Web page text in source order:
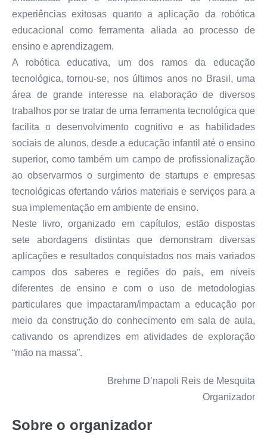
experiências exitosas quanto a aplicação da robótica
educacional como ferramenta aliada ao processo de
ensino e aprendizagem.
A robótica educativa, um dos ramos da educação
tecnológica, tornou-se, nos últimos anos no Brasil, uma
área de grande interesse na elaboração de diversos
trabalhos por se tratar de uma ferramenta tecnológica que
facilita o desenvolvimento cognitivo e as habilidades
sociais de alunos, desde a educação infantil até o ensino
superior, como também um campo de profissionalização
ao observarmos o surgimento de startups e empresas
tecnológicas ofertando vários materiais e serviços para a
sua implementação em ambiente de ensino.
Neste livro, organizado em capítulos, estão dispostas
sete abordagens distintas que demonstram diversas
aplicações e resultados conquistados nos mais variados
campos dos saberes e regiões do país, em níveis
diferentes de ensino e com o uso de metodologias
particulares que impactaram/impactam a educação por
meio da construção do conhecimento em sala de aula,
cativando os aprendizes em atividades de exploração
“mão na massa”.
Brehme D’napoli Reis de Mesquita
Organizador
Sobre o organizador